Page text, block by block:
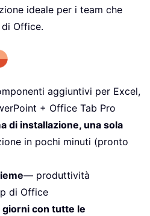
ideale per i team che
Office.
aggiuntivi per Excel,
+ Office Tab Pro
di installazione, una sola
in pochi minuti (pronto
— produttività
di Office
con tutte le